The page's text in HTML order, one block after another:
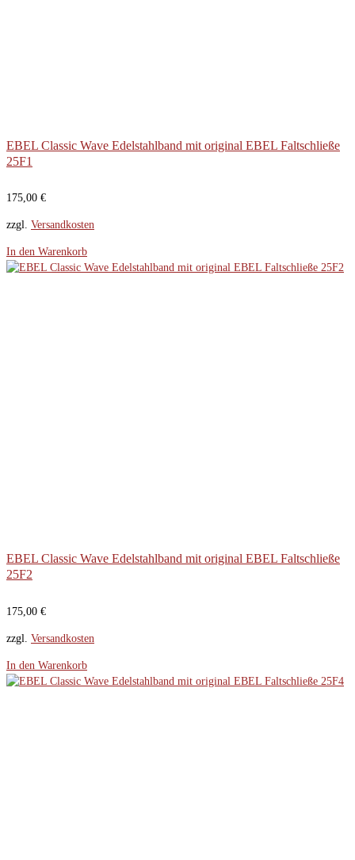
EBEL Classic Wave Edelstahlband mit original EBEL Faltschließe
25F1
175,00 €
zzgl. Versandkosten
In den Warenkorb
EBEL Classic Wave Edelstahlband mit original EBEL Faltschließe
25F2
175,00 €
zzgl. Versandkosten
In den Warenkorb